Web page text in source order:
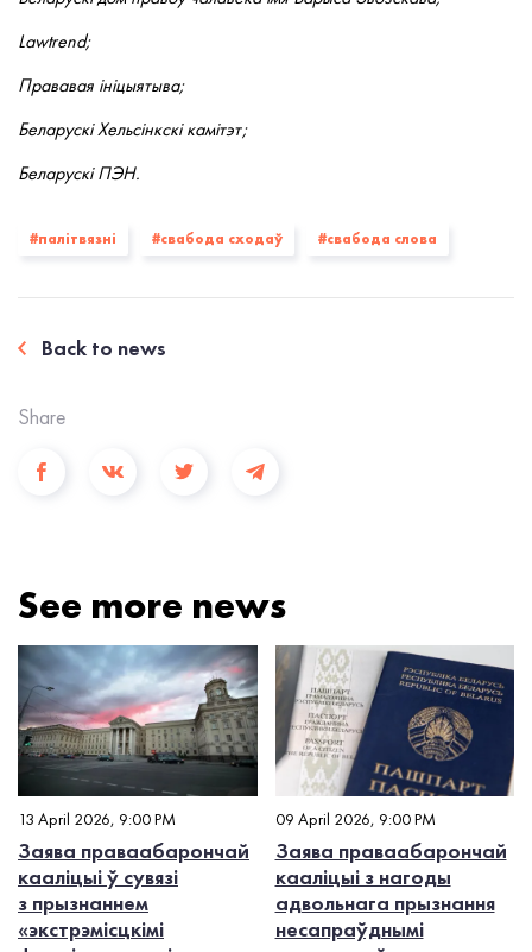
Lawtrend;
Прававая ініцыятыва;
Беларускі Хельсінкскі камітэт;
Беларускі ПЭН.
#палiтвязнi #свабода сходаў #свабода слова
Back to news
Share
See more news
13 April 2026, 9:00 PM
Заява праваабарончай
кааліцыі ў сувязі
з прызнаннем
«экстрэмісцкімі
09 April 2026, 9:00 PM
Заява праваабарончай
кааліцыі з нагоды
адвольнага прызнання
несапраўднымі